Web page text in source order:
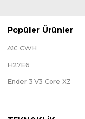
Popüler Ürünler
A16 CWH
H27E6
Ender 3 V3 Core XZ